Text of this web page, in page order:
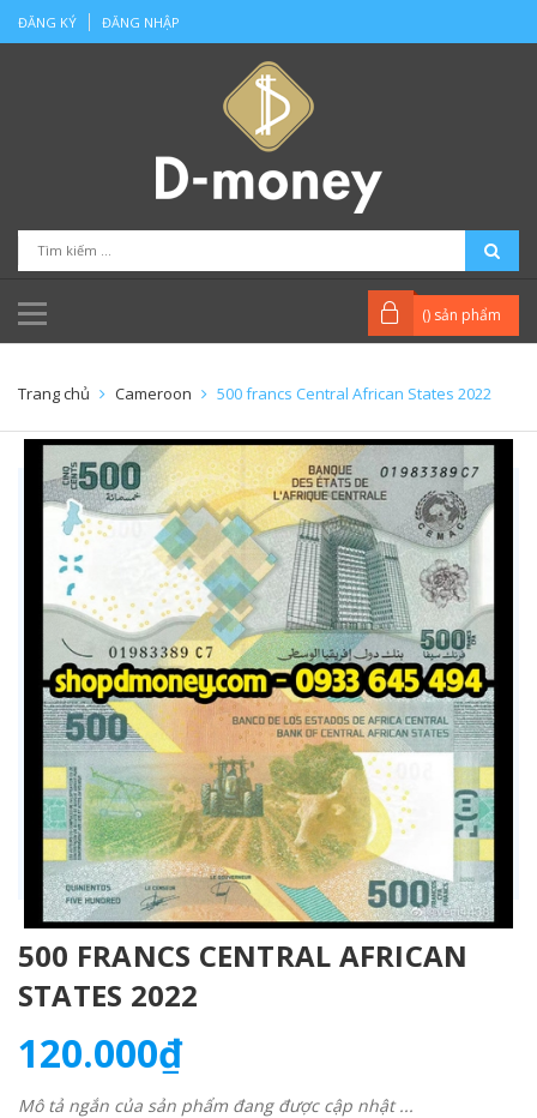
ĐĂNG KÝ ĐĂNG NHẬP
() sản phẩm
Trang chủ Cameroon 500 francs Central African States 2022
500 FRANCS CENTRAL AFRICAN
STATES 2022
120.000₫
Mô tả ngắn của sản phẩm đang được cập nhật ...